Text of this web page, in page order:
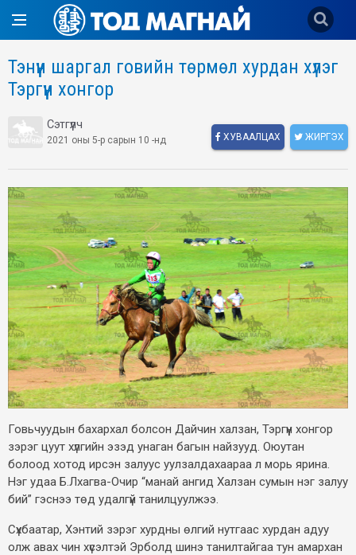
Тэнүүн шаргал говийн төрмөл хурдан хүлэг
Тэргүүн хонгор
Сэтгүүлч
2021 оны 5-р сарын 10 -нд ХУВААЛЦАХ ЖИРГЭХ
Говьчуудын бахархал болсон Дайчин халзан, Тэргүүн хонгор
зэрэг цуут хүлгийн эзэд унаган багын найзууд. Оюутан
болоод хотод ирсэн залуус уулзалдахаараа л морь ярина.
Нэг удаа Б.Лхагва-Очир “манай ангид Халзан сумын нэг залуу
бий” гэснээ төд удалгүй танилцуулжээ.
Сүхбаатар, Хэнтий зэрэг хурдны өлгий нутгаас хурдан адуу
олж авах чин хүсэлтэй Эрболд шинэ танилтайгаа тун амархан